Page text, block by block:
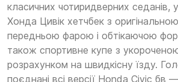
класичних чотиридверних седанів,
Хонда Цивік хетчбек з
передньою фарою і обтікаючою
також спортивне купе з
розрахунком на швидкісну їзду.
поєднані всі версії Honda Civic бв